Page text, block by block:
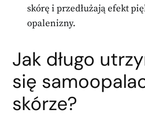
skórę i przedłużają efekt
opalenizny.
Jak długo
się
skórze?